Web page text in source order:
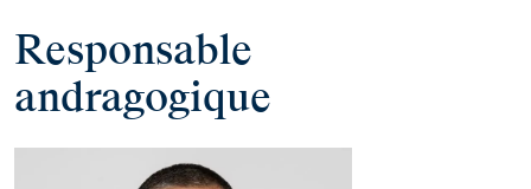
Responsable
andragogique